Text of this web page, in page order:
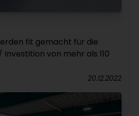
fit gemacht für die
von mehr als 110
20.12.2022